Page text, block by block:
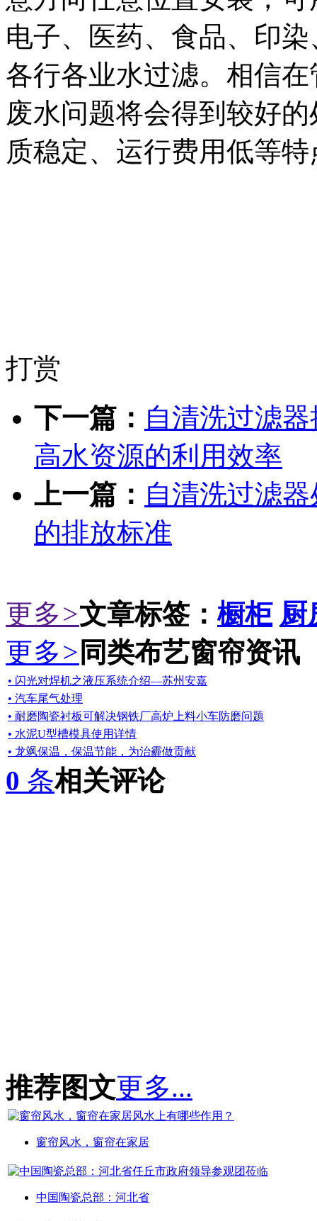
电子、医药、食品、印
各行各业水过滤。相信
废水问题将会得到较好
质稳定、运行费用低等特
打赏
下一篇： 自清洗过滤
高水资源的利用效率
上一篇： 自清洗过滤
的排放标准
更多>文章标签： 橱柜 厨
更多> 同类布艺窗帘资讯
• 闪光对焊机之液压系统介绍—苏州安嘉
• 汽车尾气处理
• 耐磨陶瓷衬板可解决钢铁厂高炉上料小车防磨问题
• 水泥U型槽模具使用详情
• 龙飒保温，保温节能，为治霾做贡献
0 条相关评论
推荐图文更多...
窗帘风水，窗帘在家居
中国陶瓷总部：河北省